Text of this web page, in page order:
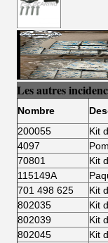
Les autres
Nombre
200055
Kit
4097
70801
Kit
115149A
701 498 625
Kit
802035
Kit
802039
Kit
802045
Kit